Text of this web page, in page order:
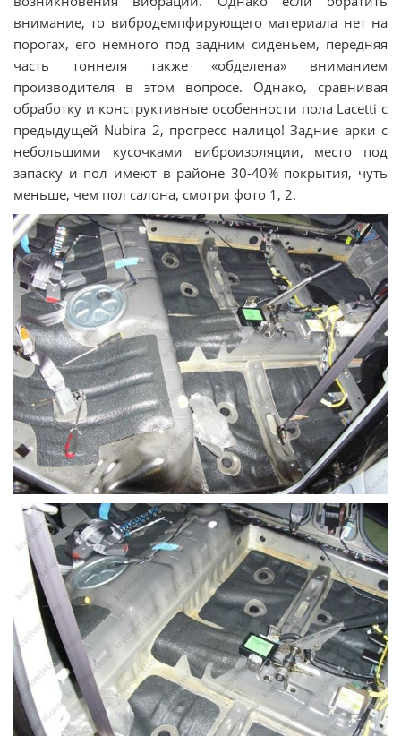
внимание, то вибродемпфирующего материала нет на
порогах, его немного под задним сиденьем, передняя
часть тоннеля также «обделена» вниманием
производителя в этом вопросе. Однако, сравнивая
обработку и конструктивные особенности пола Lacetti с
предыдущей Nubira 2, прогресс налицо! Задние арки с
небольшими кусочками виброизоляции, место под
запаску и пол имеют в районе 30-40% покрытия, чуть
меньше, чем пол салона, смотри фото 1, 2.